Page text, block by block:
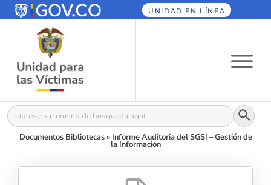
UNIDAD EN LÍNEA
Buscar: Botón
Documentos Bibliotecas» Informe Auditoria del SGSI – Gestión de
la Información